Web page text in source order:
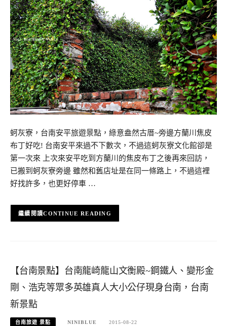
蚵灰寮，台南安平旅遊景點，綠意盎然古厝~旁邊方蘭川焦皮
布丁好吃! 台南安平來過不下數次，不過這蚵灰寮文化館卻是
第一次來 上次來安平吃到方蘭川的焦皮布丁之後再來回訪，
已搬到蚵灰寮旁邊 雖然和舊店址是在同一條路上，不過這裡
好找許多，也更好停車 …
CONTINUE READING
【台南景點】台南龍崎龍山文衡殿~鋼鐵人、變形金
剛、浩克等眾多英雄真人大小公仔現身台南，台南
新景點
台南旅遊 景點 NINIBLUE 2015-08-22